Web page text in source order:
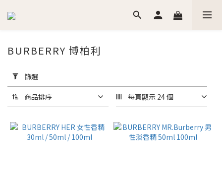
用
篩
選
(0/20)
價格
(NT$)
BURBERRY 博柏利
篩選
商品排序 每頁顯示 24 個